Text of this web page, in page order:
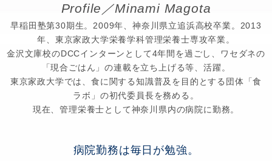
Profile／Minami Magota
早稲田塾第30期生。2009年、神奈川県立追浜高校卒業。2013
年、東京家政大学栄養学科管理栄養士専攻卒業。
金沢文庫校のDCCインターンとして4年間を過ごし、ワセダネの
「現合ごはん」の連載を立ち上げる等、活躍。
東京家政大学では、食に関する知識普及を目的とする団体「食
ラボ」の初代委員長を務める。
現在、管理栄養士として神奈川県内の病院に勤務。
病院勤務は毎日が勉強。